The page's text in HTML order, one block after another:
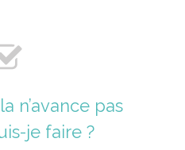
n’avance pas
je faire ?